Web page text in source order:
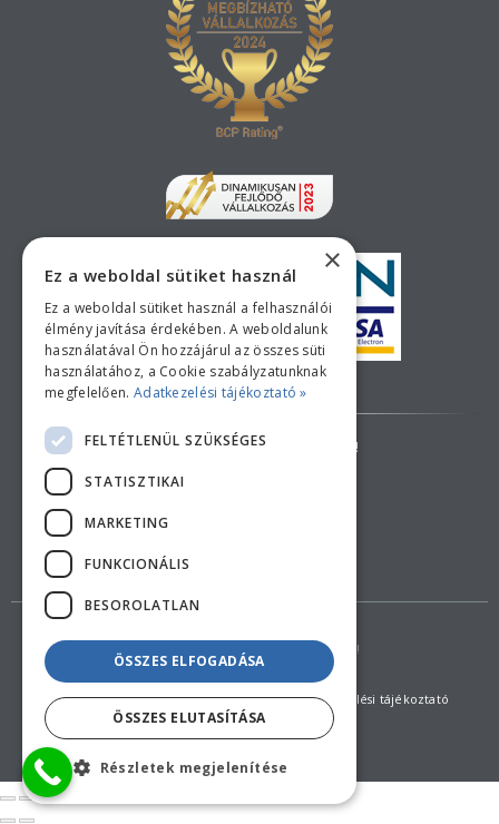
Bankkártyás fizetési tájékoztató
AZ ÁRAK TÁJÉKOZTATÓ JELLEGŰEK!
Copyright © 2018 feherduna.hu - Minden jog fenntartva!
Általános szerződési feltételek (ÁSZF) Adatkezelési tájékoztató
×
Ez a weboldal sütiket használ
Ez a weboldal sütiket használ a felhasználói
élmény javítása érdekében. A weboldalunk
használatával Ön hozzájárul az összes süti
használatához, a Cookie szabályzatunknak
megfelelően. Adatkezelési tájékoztató »
FELTÉTLENÜL SZÜKSÉGES
STATISZTIKAI
MARKETING
FUNKCIONÁLIS
BESOROLATLAN
ÖSSZES ELFOGADÁSA
ÖSSZES ELUTASÍTÁSA
Részletek megjelenítése